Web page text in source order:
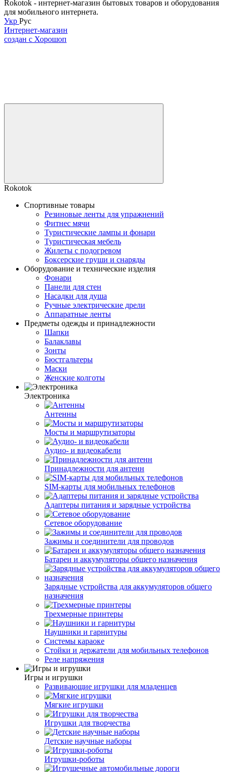
Rokotok - интернет-магазин бытовых товаров и оборудования
для мобильного интернета.
Укр Рус
Интернет-магазин
создан с Хорошоп
Rokotok
Спортивные товары
Резиновые ленты для упражнений
Фитнес мячи
Туристические лампы и фонари
Туристическая мебель
Жилеты с подогревом
Боксерские груши и снаряды
Оборудование и технические изделия
Фонари
Панели для стен
Насадки для душа
Ручные электрические дрели
Аппаратные ленты
Предметы одежды и принадлежности
Шапки
Балаклавы
Зонты
Бюстгальтеры
Маски
Женские колготы
Электроника
Антенны
Мосты и маршрутизаторы
Аудио- и видеокабели
Принадлежности для антенн
SIM-карты для мобильных телефонов
Адаптеры питания и зарядные устройства
Сетевое оборудование
Зажимы и соединители для проводов
Батареи и аккумуляторы общего назначения
Зарядные устройства для аккумуляторов общего
назначения
Трехмерные принтеры
Наушники и гарнитуры
Системы караоке
Стойки и держатели для мобильных телефонов
Реле напряжения
Игры и игрушки
Развивающие игрушки для младенцев
Мягкие игрушки
Игрушки для творчества
Детские научные наборы
Игрушки-роботы